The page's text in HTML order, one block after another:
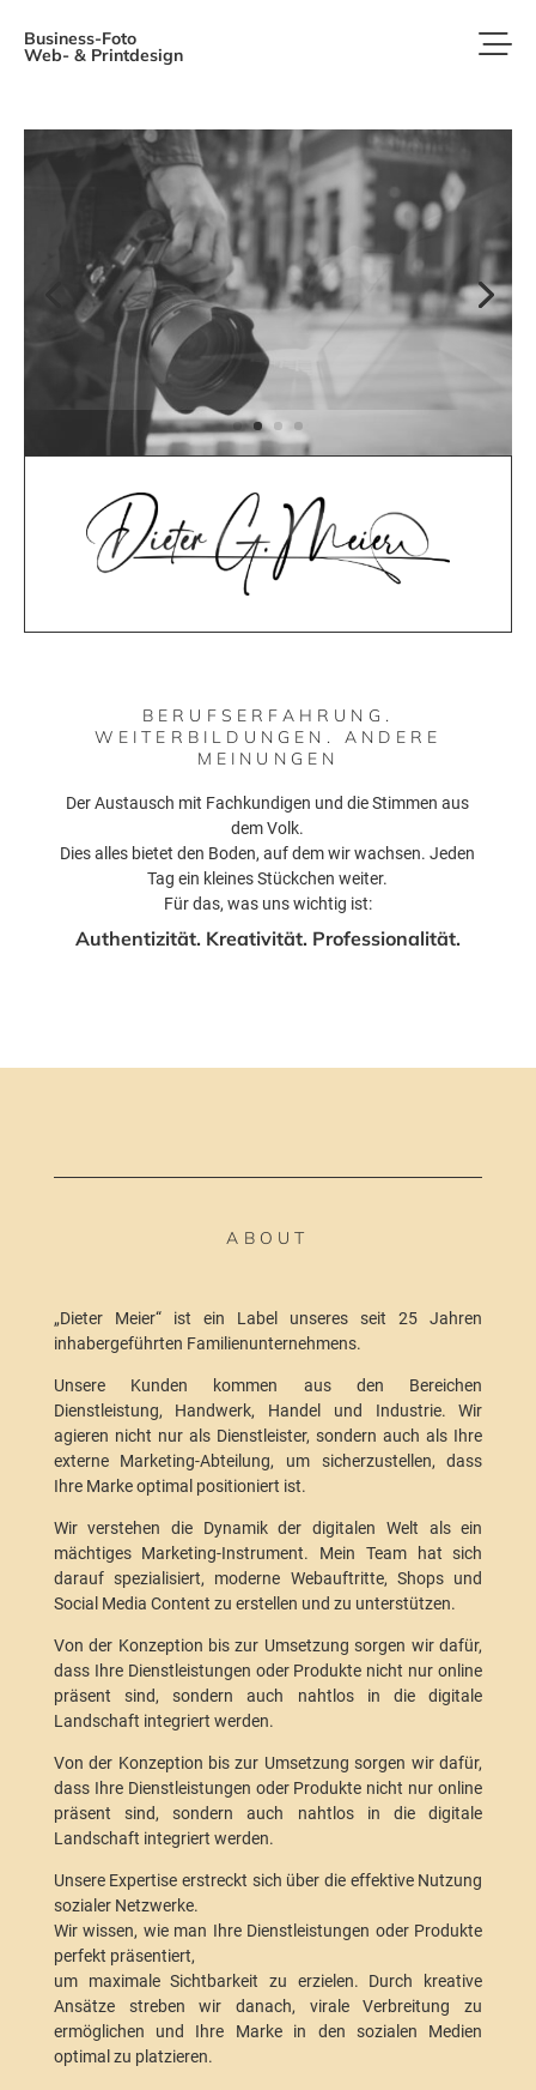
Business-Foto
Web- & Printdesign
BERUFSERFAHRUNG.
WEITERBILDUNGEN. ANDERE
MEINUNGEN
Der Austausch mit Fachkundigen und die Stimmen aus
dem Volk.
Dies alles bietet den Boden, auf dem wir wachsen. Jeden
Tag ein kleines Stückchen weiter.
Für das, was uns wichtig ist:
Authentizität. Kreativität. Professionalität.
ABOUT
„Dieter Meier“ ist ein Label unseres seit 25 Jahren
inhabergeführten Familienunternehmens.
Unsere Kunden kommen aus den Bereichen
Dienstleistung, Handwerk, Handel und Industrie. Wir
agieren nicht nur als Dienstleister, sondern auch als Ihre
externe Marketing-Abteilung, um sicherzustellen, dass
Ihre Marke optimal positioniert ist.
Wir verstehen die Dynamik der digitalen Welt als ein
mächtiges Marketing-Instrument. Mein Team hat sich
darauf spezialisiert, moderne Webauftritte, Shops und
Social Media Content zu erstellen und zu unterstützen.
Von der Konzeption bis zur Umsetzung sorgen wir dafür,
dass Ihre Dienstleistungen oder Produkte nicht nur online
präsent sind, sondern auch nahtlos in die digitale
Landschaft integriert werden.
Von der Konzeption bis zur Umsetzung sorgen wir dafür,
dass Ihre Dienstleistungen oder Produkte nicht nur online
präsent sind, sondern auch nahtlos in die digitale
Landschaft integriert werden.
Unsere Expertise erstreckt sich über die effektive Nutzung
sozialer Netzwerke.
Wir wissen, wie man Ihre Dienstleistungen oder Produkte
perfekt präsentiert,
um maximale Sichtbarkeit zu erzielen. Durch kreative
Ansätze streben wir danach, virale Verbreitung zu
ermöglichen und Ihre Marke in den sozialen Medien
optimal zu platzieren.